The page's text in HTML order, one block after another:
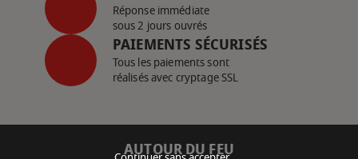
Réponse immédiate
sous 2 jours ouvrés
PAIEMENTS SÉCURISÉS
Tous les paiements sont
réalisés avec cryptage SSL
AUTOUR DU FEU